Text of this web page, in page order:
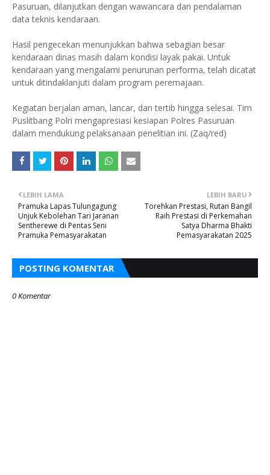
Pasuruan, dilanjutkan dengan wawancara dan pendalaman
data teknis kendaraan.
Hasil pengecekan menunjukkan bahwa sebagian besar
kendaraan dinas masih dalam kondisi layak pakai. Untuk
kendaraan yang mengalami penurunan performa, telah dicatat
untuk ditindaklanjuti dalam program peremajaan.
Kegiatan berjalan aman, lancar, dan tertib hingga selesai. Tim
Puslitbang Polri mengapresiasi kesiapan Polres Pasuruan
dalam mendukung pelaksanaan penelitian ini. (Zaq/red)
LEBIH BARU
Torehkan Prestasi, Rutan Bangil
Raih Prestasi di Perkemahan
Satya Dharma Bhakti
Pemasyarakatan 2025
LEBIH LAMA
Pramuka Lapas Tulungagung
Unjuk Kebolehan Tari Jaranan
Sentherewe di Pentas Seni
Pramuka Pemasyarakatan
POSTING KOMENTAR
0 Komentar